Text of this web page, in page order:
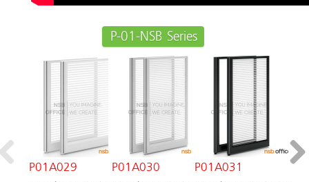
P-01-NSB Series
P01A029 P01A030 P01A031